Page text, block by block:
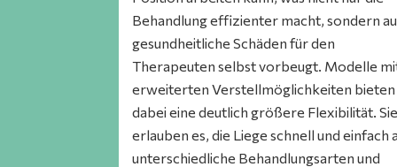
Behandlung effizienter macht, sondern
gesundheitliche Schäden für den
Therapeuten selbst vorbeugt. Modelle
erweiterten Verstellmöglichkeiten bieten
dabei eine deutlich größere Flexibilität.
erlauben es, die Liege schnell und einfach
unterschiedliche Behandlungsarten und